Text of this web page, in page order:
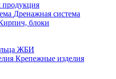
продукция
Дренажная система
блоки
ЖБИ
Крепежные изделия